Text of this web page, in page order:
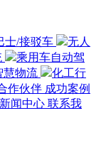
士/接驳车
无人
乘用车自动驾
慧物流
化工行
作伙伴 成功案例
新闻中心 联系我